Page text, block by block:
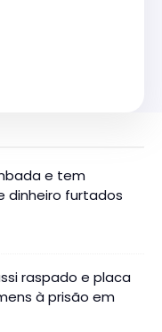
e tem
dinheiro furtados
raspado e placa
à prisão em